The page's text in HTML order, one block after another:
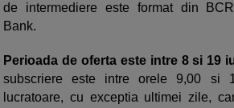
de intermediere este format din
Bank.
Perioada de oferta este intre 8 si 19
subscriere este intre orele 9,00 si
lucratoare, cu exceptia ultimei zile,